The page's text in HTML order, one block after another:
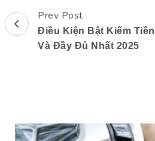
Post
Navigation
Prev Post
Điều Kiện Bật Kiếm
Và Đầy Đủ Nhất 2025